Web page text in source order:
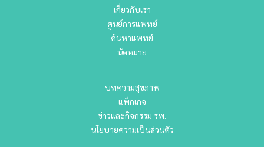
เกี่ยวกับเรา
ศูนย์การแพทย์
ค้นหาแพทย์
นัดหมาย
บทความสุขภาพ
แพ็กเกจ
ข่าวและกิจกรรม รพ.
นโยบายความเป็นส่วนตัว